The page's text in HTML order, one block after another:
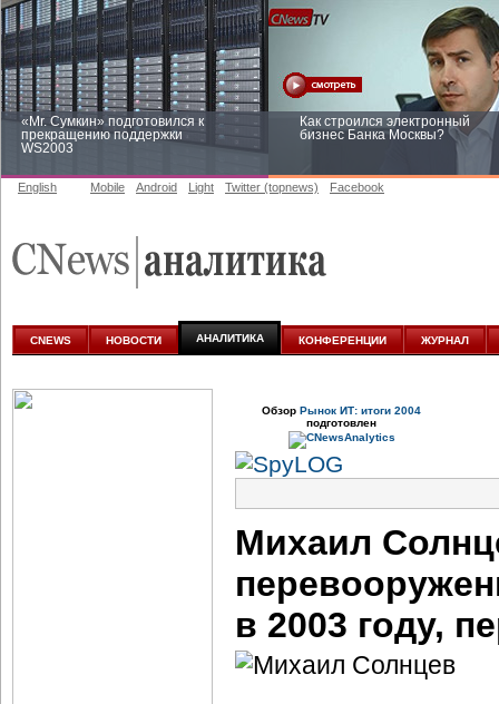
«Mr. Сумкин» подготовился к
прекращению поддержки
WS2003
Как строился электронный
бизнес Банка Москвы?
аналитике
English Mobile Android Light Twitter (topnews) Facebook
CNEWS НОВОСТИ АНАЛИТИКА КОНФЕРЕНЦИИ ЖУРНАЛ
Обзор Рынок ИТ: итоги 2004
подготовлен
Михаил
в 2003 году,